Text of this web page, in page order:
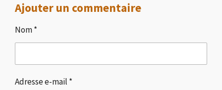
t
a
e
r
t
a
r
t
a
r
t
a
r
Ajouter un commentaire
Nom *
Adresse e-mail *